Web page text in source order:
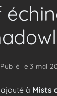
Publié le 3 mai
à Mists